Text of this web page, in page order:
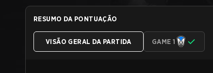
RESUMO DA PONTUAÇÃO
VISÃO GERAL DA PARTIDA GAME 1